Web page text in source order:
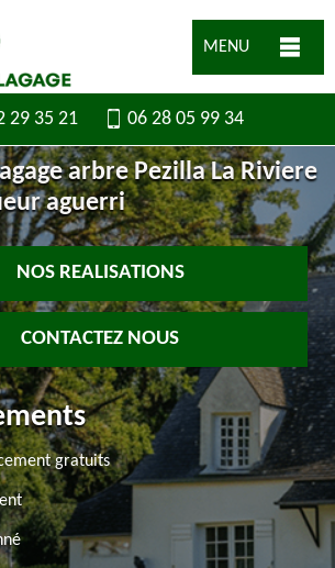
MENU
29 35 21 06 28 05 99 34
arbre Pezilla La Riviere
aguerri
NOS REALISATIONS
CONTACTEZ NOUS
gratuits